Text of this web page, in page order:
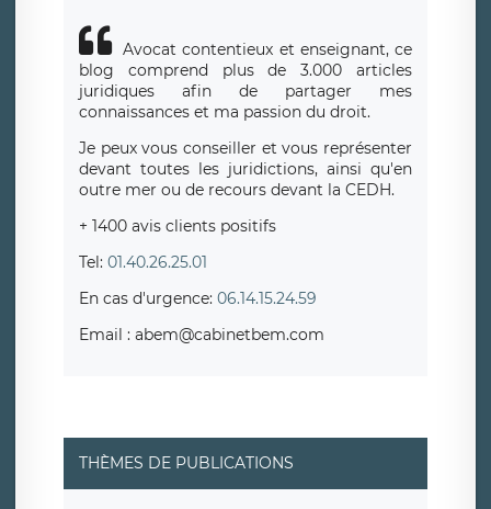
Avocat contentieux et enseignant, ce
blog comprend plus de 3.000 articles
juridiques afin de partager mes
connaissances et ma passion du droit.
Je peux vous conseiller et vous représenter
devant toutes les juridictions, ainsi qu'en
outre mer ou de recours devant la CEDH.
+ 1400 avis clients positifs
Tel: 01.40.26.25.01
En cas d'urgence: 06.14.15.24.59
Email : abem@cabinetbem.com
THÈMES DE PUBLICATIONS